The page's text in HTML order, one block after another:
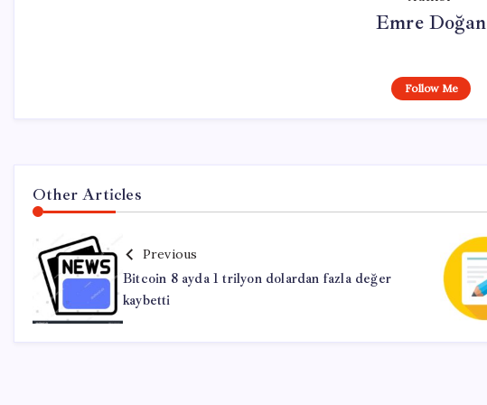
Emre Doğan
Follow Me
Other Articles
Previous
Bitcoin 8 ayda 1 trilyon dolardan fazla değer
kaybetti